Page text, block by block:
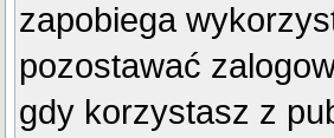
zapobiega
pozostawać
gdy korzystasz z